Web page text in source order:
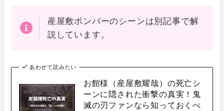
産屋敷ボンバーのシーンは別記事で解
説しています。
あわせて読みたい
お館様（産屋敷耀哉）の死亡シ
ーンに隠された衝撃の真実！鬼
滅の刃ファンなら知っておくべ